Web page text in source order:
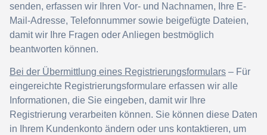
senden, erfassen wir Ihren Vor- und Nachnamen, Ihre E-
Mail-Adresse, Telefonnummer sowie beigefügte Dateien,
damit wir Ihre Fragen oder Anliegen bestmöglich
beantworten können.
Bei der Übermittlung eines Registrierungsformulars – Für
eingereichte Registrierungsformulare erfassen wir alle
Informationen, die Sie eingeben, damit wir Ihre
Registrierung verarbeiten können. Sie können diese Daten
in Ihrem Kundenkonto ändern oder uns kontaktieren, um